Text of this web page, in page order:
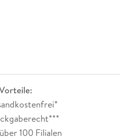
100 Filialen